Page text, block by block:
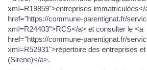
xml=R19859">entreprises immatriculées</
href="https://commune-parentignat.fr/
xml=R24403">RCS</a> et consulter le <a
href="https://commune-parentignat.fr/
xml=R52931">répertoire des entreprises
(Sirene)</a>.